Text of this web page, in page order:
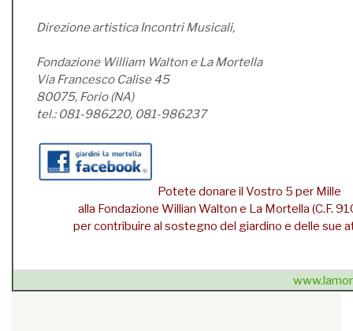
Direzione artistica Incontri Musicali,
Fondazione William Walton e La Mortella
Via Francesco Calise 45
80075, Forio (NA)
tel.: 081-986220, 081-986237
Potete donare il Vostro 5 per Mille
alla Fondazione Willian Walton e La Mortella (C.F.
per contribuire al sostegno del giardino e delle sue